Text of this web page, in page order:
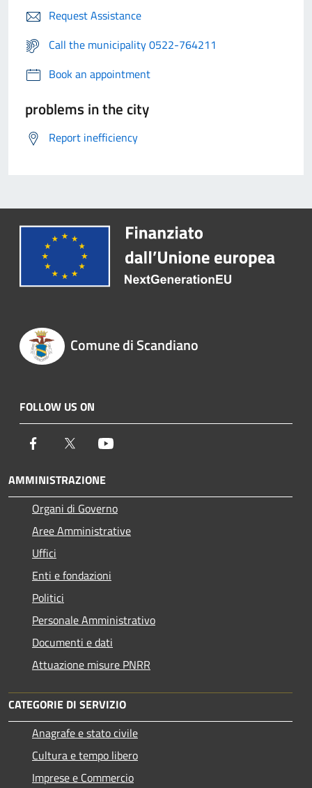
Request Assistance
Call the municipality 0522-764211
Book an appointment
problems in the city
Report inefficiency
Comune di Scandiano
FOLLOW US ON
Facebook Twitter
AMMINISTRAZIONE
Organi di Governo
Aree Amministrative
Uffici
Enti e fondazioni
Politici
Personale Amministrativo
Documenti e dati
Attuazione misure PNRR
CATEGORIE DI SERVIZIO
Anagrafe e stato civile
Cultura e tempo libero
Imprese e Commercio